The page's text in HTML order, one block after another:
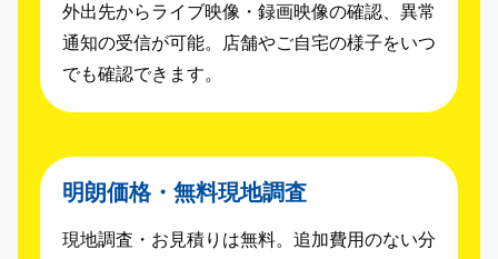
外出先からライブ映像・録画映像の確認、異常
通知の受信が可能。店舗やご自宅の様子をいつ
でも確認できます。
明朗価格・無料現地調査
現地調査・お見積りは無料。追加費用のない分